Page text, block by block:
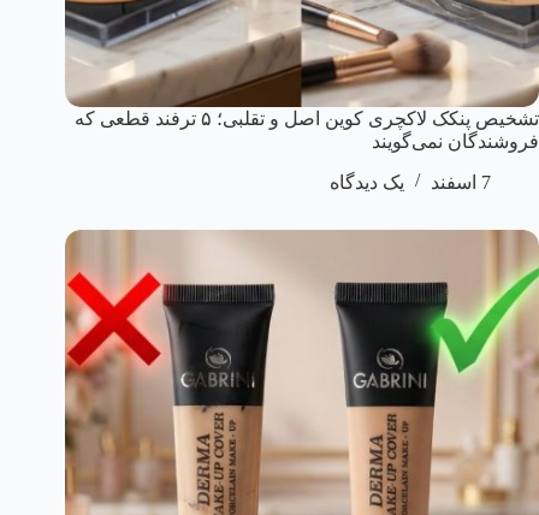
تشخیص پنکک لاکچری کوین اصل و تقلبی؛ ۵ ترفند قطعی که
فروشندگان نمی‌گویند
7 اسفند
یک دیدگاه